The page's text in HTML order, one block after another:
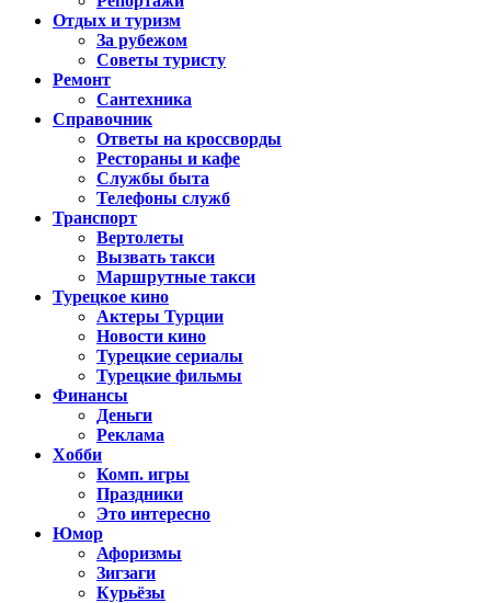
Отдых и туризм
За рубежом
Советы туристу
Ремонт
Сантехника
Справочник
Ответы на кроссворды
Рестораны и кафе
Службы быта
Телефоны служб
Транспорт
Вертолеты
Вызвать такси
Маршрутные такси
Турецкое кино
Актеры Турции
Новости кино
Турецкие сериалы
Турецкие фильмы
Финансы
Деньги
Реклама
Хобби
Комп. игры
Праздники
Это интересно
Юмор
Афоризмы
Зигзаги
Курьёзы